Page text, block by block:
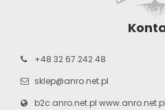
+48 32 67 242 48
sklep@anro.net.pl
b2c.anro.net.pl www.anro.net.pl